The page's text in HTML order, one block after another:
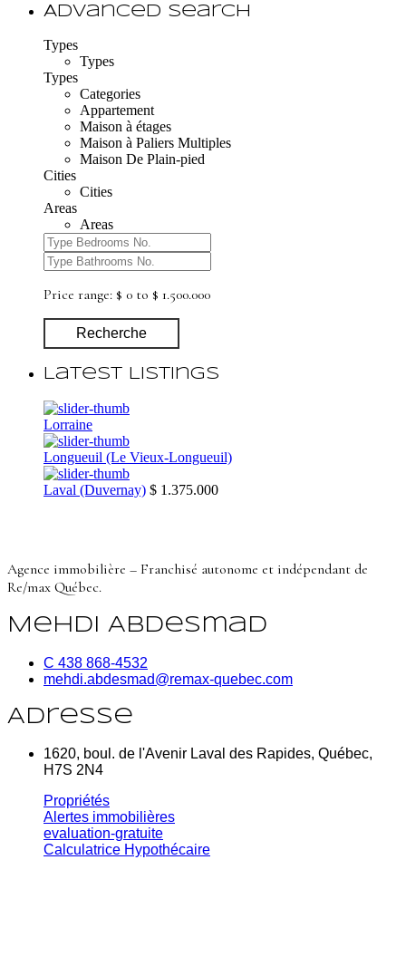
Advanced Search
Types
Types
Types
Categories
Appartement
Maison à étages
Maison à Paliers Multiples
Maison De Plain-pied
Cities
Cities
Areas
Areas
Price range: $ 0 to $ 1.500.000
Recherche
Latest Listings
Lorraine
Longueuil (Le Vieux-Longueuil)
Laval (Duvernay) $ 1.375.000
Agence immobilière – Franchisé autonome et indépendant de
Re/max Québec.
Mehdi Abdesmad
C 438 868-4532
mehdi.abdesmad@remax-quebec.com
Adresse
1620, boul. de l'Avenir Laval des Rapides, Québec,
H7S 2N4
Propriétés
Alertes immobilières
evaluation-gratuite
Calculatrice Hypothécaire